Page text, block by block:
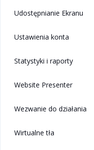
Udostępnianie Ekranu
Ustawienia konta
Statystyki i raporty
Website Presenter
Wezwanie do działania
Wirtualne tła